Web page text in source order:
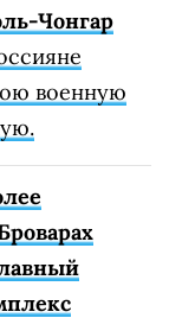
Чонгар
военную